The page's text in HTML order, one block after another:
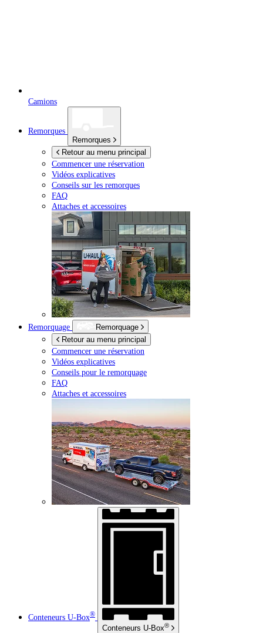
Camions
Remorques
Remorques
Retour au menu principal
Commencer une réservation
Vidéos explicatives
Conseils sur les remorques
FAQ
Attaches et accessoires
Remorquage
Remorquage
Retour au menu principal
Commencer une réservation
Vidéos explicatives
Conseils pour le remorquage
FAQ
Attaches et accessoires
Conteneurs U-Box®
Conteneurs U-Box®